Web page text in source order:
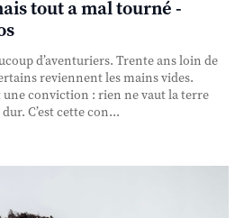
tout a mal tourné -
d’aventuriers. Trente ans loin de
reviennent les mains vides.
conviction : rien ne vaut la terre
C’est cette con...